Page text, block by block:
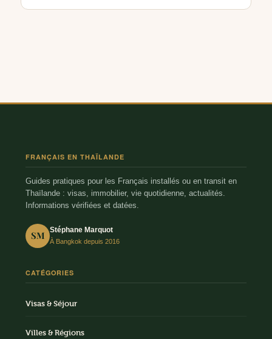
FRANÇAIS EN THAÏLANDE
Guides pratiques pour les Français installés ou en transit en
Thaïlande : visas, immobilier, vie quotidienne, actualités.
Informations vérifiées et datées.
SM Stéphane Marquot
À Bangkok depuis 2016
CATÉGORIES
Visas & Séjour
Villes & Régions